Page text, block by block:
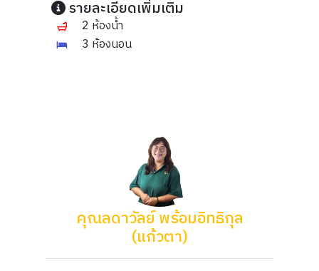
รายละเอียดเพิ่มเติม
2 ห้องน้ำ
3 ห้องนอน
คุณลดาวัลย์ พร้อมอิทธิกุล
(แก้วตา)